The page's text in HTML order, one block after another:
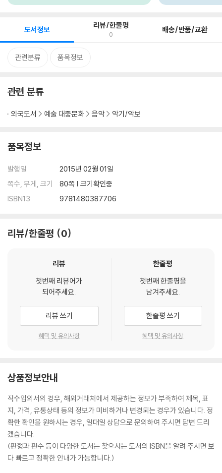
도서정보 리뷰/한줄평
0 배송/반품/교환
관련분류 품목정보
관련 분류
외국도서 예술 대중문화 음악 악기/악보
품목정보
발행일
2015년 02월 01일
쪽수, 무게, 크기
80쪽 | 크기확인중
ISBN13
9781480387706
리뷰/한줄평 0
리뷰
첫번째 리뷰어가
되어주세요.
리뷰 쓰기
혜택 및 유의사항
한줄평
첫번째 한줄평을
남겨주세요.
한줄평 쓰기
혜택 및 유의사항
상품정보안내
직수입외서의 경우, 해외거래처에서 제공하는 정보가 부족하여 제목, 표
지, 가격, 유통상태 등의 정보가 미비하거나 변경되는 경우가 있습니다. 정
확한 확인을 원하시는 경우, 일대일 상담으로 문의하여 주시면 답변 드리
겠습니다.
(판형과 판수 등이 다양한 도서는 찾으시는 도서의 ISBN을 알려 주시면 보
다 빠르고 정확한 안내가 가능합니다.)